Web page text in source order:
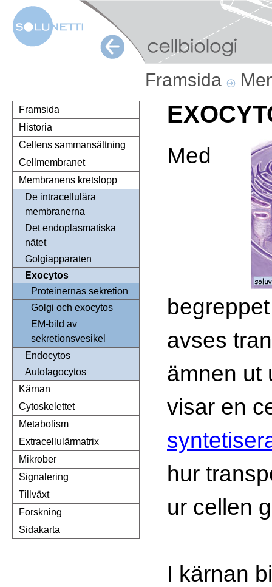
Framsida
Framsida
Historia
Cellens sammansättning
Cellmembranet
Membranens kretslopp
De intracellulära
membranerna
Det endoplasmatiska
nätet
Golgiapparaten
Exocytos
Proteinernas sekretion
Golgi och exocytos
EM-bild av
sekretionsvesikel
Endocytos
Autofagocytos
Kärnan
Cytoskelettet
Metabolism
Extracellulärmatrix
Mikrober
Signalering
Tillväxt
Forskning
Sidakarta
Med
avses
ämnen ut
visar en
hur
ur cellen
I kärnan